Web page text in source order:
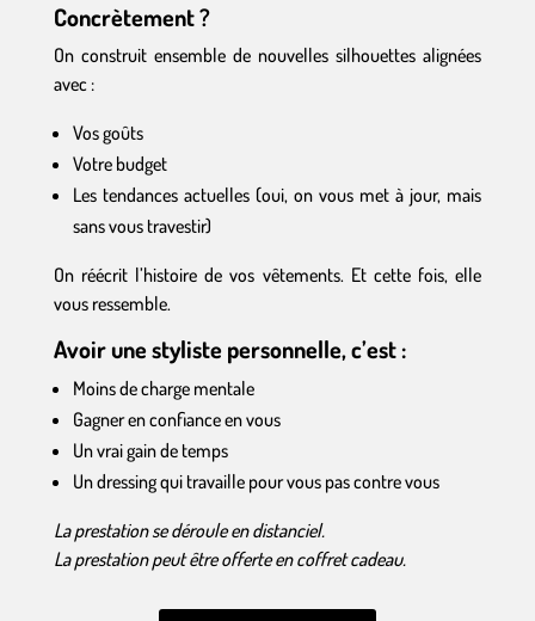
Concrètement ?
On construit ensemble de nouvelles silhouettes alignées
avec :
Vos goûts
Votre budget
Les tendances actuelles (oui, on vous met à jour, mais
sans vous travestir)
On réécrit l’histoire de vos vêtements. Et cette fois, elle
vous ressemble.
Avoir une styliste personnelle, c’est :
Moins de charge mentale
Gagner en confiance en vous
Un vrai gain de temps
Un dressing qui travaille pour vous pas contre vous
La prestation se déroule en distanciel.
La prestation peut être offerte en coffret cadeau.